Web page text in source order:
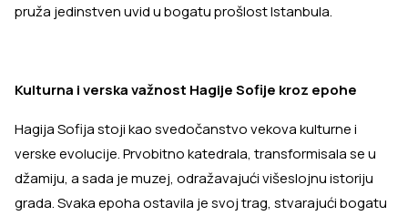
pruža jedinstven uvid u bogatu prošlost Istanbula.
Kulturna i verska važnost Hagije Sofije kroz epohe
Hagija Sofija stoji kao svedočanstvo vekova kulturne i
verske evolucije. Prvobitno katedrala, transformisala se u
džamiju, a sada je muzej, odražavajući višeslojnu istoriju
grada. Svaka epoha ostavila je svoj trag, stvarajući bogatu